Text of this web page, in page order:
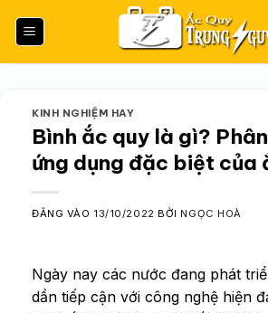
qua
KINH NGHIỆM HAY
Bình ắc quy là gì?
ứng dụng đặc biệt của
ĐĂNG VÀO 13/10/2022 BỞI NGỌC HOÀ
Ngày nay các nước đang phát
dần tiếp cận với công nghệ hiện